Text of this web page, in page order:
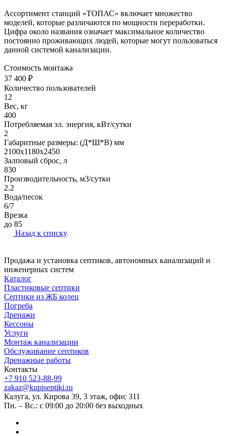
Ассортимент станций «ТОПАС» включает множество
моделей, которые различаются по мощности переработки.
Цифра около названия означает максимальное количество
постоянно проживающих людей, которые могут пользоваться
данной системой канализации.
Стоимость монтажа
37 400 ₽
Количество пользователей
12
Вес, кг
400
Потребляемая эл. энергия, кВт/сутки
2
Габаритные размеры: (Д*Ш*В) мм
2100х1180х2450
Залповый сброс, л
830
Производительность, м3/сутки
2.2
Вода/песок
6/7
Врезка
до 85
Назад к списку
Продажа и установка септиков, автономных канализаций и
инженерных систем
Каталог
Пластиковые септики
Септики из ЖБ колец
Погреба
Дренажи
Кессоны
Услуги
Монтаж канализации
Обслуживание септиков
Дренажные работы
Контакты
+7 910 523-88-99
zakaz@kupiseptiki.ru
Калуга, ул. Кирова 39, 3 этаж, офис 311
Пн. – Вс.: с 09:00 до 20:00 без выходных